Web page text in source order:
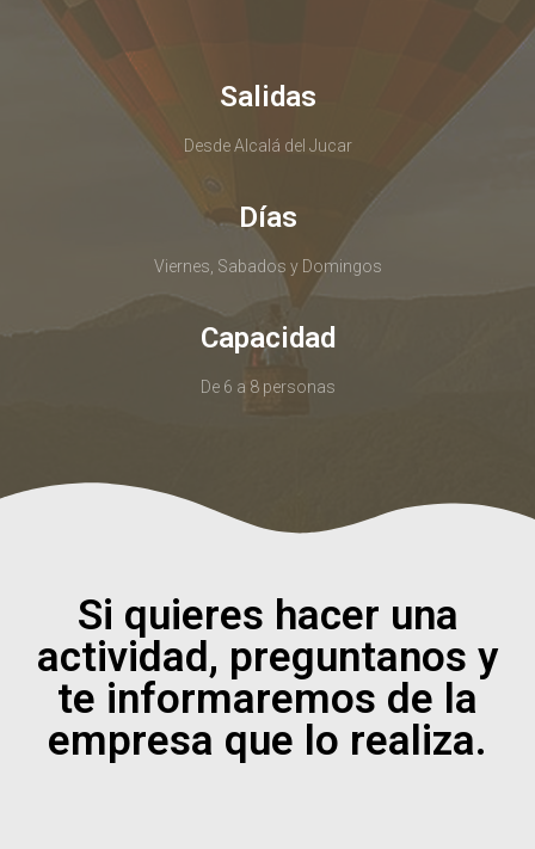
Salidas
Desde Alcalá del Jucar
Días
Viernes, Sabados y Domingos
Capacidad
De 6 a 8 personas
Si quieres hacer una
actividad, preguntanos y
te informaremos de la
empresa que lo realiza.